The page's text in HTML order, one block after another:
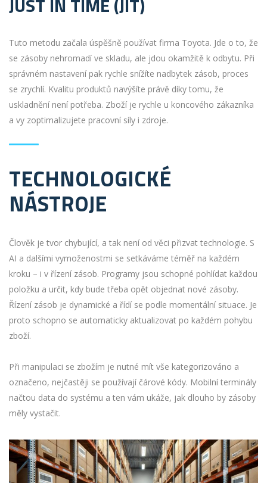
Tuto metodu začala úspěšně používat firma Toyota. Jde o to, že
se zásoby nehromadí ve skladu, ale jdou okamžitě k odbytu. Při
správném nastavení pak rychle snížíte nadbytek zásob, proces
se zrychlí. Kvalitu produktů navýšíte právě díky tomu, že
uskladnění není potřeba. Zboží je rychle u koncového zákazníka
a vy zoptimalizujete pracovní síly i zdroje.
TECHNOLOGICKÉ
NÁSTROJE
Člověk je tvor chybující, a tak není od věci přizvat technologie. S
AI a dalšími vymoženostmi se setkáváme téměř na každém
kroku – i v řízení zásob. Programy jsou schopné pohlídat každou
položku a určit, kdy bude třeba opět objednat nové zásoby.
Řízení zásob je dynamické a řídí se podle momentální situace. Je
proto schopno se automaticky aktualizovat po každém pohybu
zboží.
Při manipulaci se zbožím je nutné mít vše kategorizováno a
označeno, nejčastěji se používají čárové kódy. Mobilní terminály
načtou data do systému a ten vám ukáže, jak dlouho by zásoby
měly vystačit.